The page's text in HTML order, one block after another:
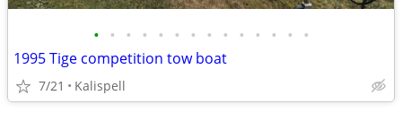
• • • • • • • • • • • • • •
1995 Tige competition tow boat
7/21 Kalispell